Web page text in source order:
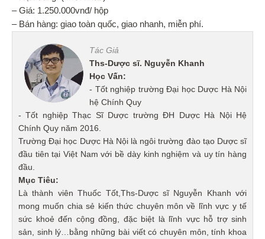
– Giá: 1.250.000vnđ/ hộp
– Bán hàng: giao toàn quốc, giao nhanh, miễn phí.
Tác Giả
Ths-Dược sĩ. Nguyễn Khanh
Học Vấn:
- Tốt nghiệp trường Đại học Dược Hà Nội
hệ Chính Quy
- Tốt nghiệp Thạc Sĩ Dược trường ĐH Dược Hà Nội Hệ
Chính Quy năm 2016.
Trường Đại học Dược Hà Nội là ngôi trường đào tạo Dược sĩ
đầu tiên tại Việt Nam với bề dày kinh nghiệm và uy tín hàng
đầu.
Mục Tiêu:
Là thành viên Thuốc Tốt,Ths-Dược sĩ Nguyễn Khanh với
mong muốn chia sẻ kiến thức chuyên môn về lĩnh vực y tế
sức khoẻ đến cộng đồng, đặc biệt là lĩnh vực hỗ trợ sinh
sản, sinh lý…bằng những bài viết có chuyên môn, tính khoa